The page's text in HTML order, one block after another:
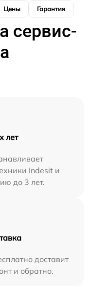
Цены Гарантия
сервис-
лет
Indesit и
до 3 лет.
доставит
и обратно.